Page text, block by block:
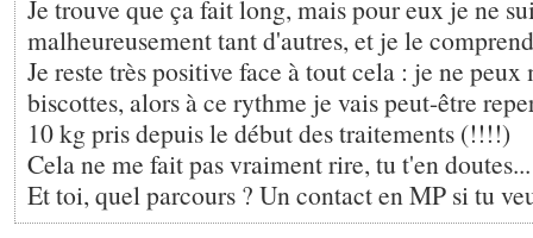
Je trouve que ça fait long, mais pour eux je ne
malheureusement tant d'autres, et je le
Je reste très positive face à tout cela : je ne peux
biscottes, alors à ce rythme je vais peut-être
10 kg pris depuis le début des traitements (!!!!)
Cela ne me fait pas vraiment rire, tu t'en doutes...
Et toi, quel parcours ? Un contact en MP si tu